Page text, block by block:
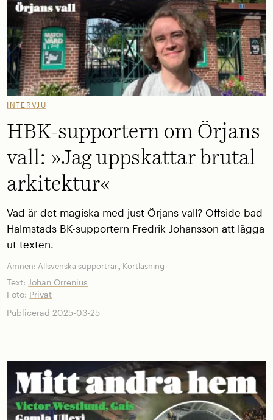
INTERVJU
HBK-supportern om Örjans
vall: »Jag uppskattar brutal
arkitektur«
Vad är det magiska med just Örjans vall? Offside bad
Halmstads BK-supportern Fredrik Johansson att lägga
ut texten.
Ämnen: Allsvenska supportrar, Kortläsning
Text: Johan Orrenius
Foto: Privat
Publicerad 2025-03-25